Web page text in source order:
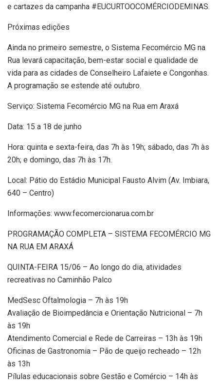
e cartazes da campanha #EUCURTOOCOMÉRCIODEMINAS.
Próximas edições
Ainda no primeiro semestre, o Sistema Fecomércio MG na
Rua levará capacitação, bem-estar social e qualidade de
vida para as cidades de Conselheiro Lafaiete e Congonhas.
A programação se estende até outubro.
Serviço: Sistema Fecomércio MG na Rua em Araxá
Data: 15 a 18 de junho
Hora: quinta e sexta-feira, das 7h às 19h; sábado, das 7h às
20h; e domingo, das 7h às 17h.
Local: Pátio do Estádio Municipal Fausto Alvim (Av. Imbiara,
640 – Centro)
Informações: www.fecomercionarua.com.br
PROGRAMAÇÃO COMPLETA – SISTEMA FECOMÉRCIO MG
NA RUA EM ARAXÁ
QUINTA-FEIRA 15/06 – Ao longo do dia, atividades
recreativas no Caminhão Palco
MedSesc Oftalmologia – 7h às 19h
Avaliação de Bioimpedância e Orientação Nutricional – 7h
às 19h
Atendimento Comercial e Rede de Carreiras – 13h às 19h
Oficinas de Gastronomia – Pão de queijo recheado – 12h
às 13h
Pílulas educacionais sobre Gestão e Comércio – 14h às